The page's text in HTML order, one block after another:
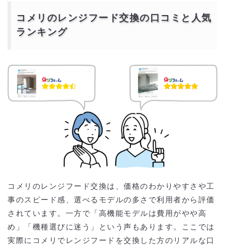
コメリのレンジフード交換の口コミと人気
ランキング
コメリのレンジフード交換は、価格のわかりやすさや工
事のスピード感、選べるモデルの多さで利用者から評価
されています。一方で「高機能モデルは費用がやや高
め」「機種選びに迷う」という声もあります。ここでは
実際にコメリでレンジフードを交換した方のリアルな口